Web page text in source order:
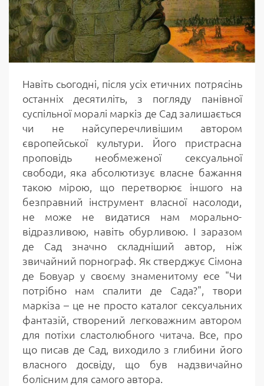
Навіть сьогодні, після усіх етичних потрясінь
останніх десятиліть, з погляду панівної
суспільної моралі маркіз де Сад залишається
чи не найсуперечливішим автором
європейської культури. Його пристрасна
проповідь необмеженої сексуальної
свободи, яка абсолютизує власне бажання
такою мірою, що перетворює іншого на
безправний інструмент власної насолоди,
не може не видатися нам морально-
відразливою, навіть обурливою. І заразом
де Сад значно складніший автор, ніж
звичайний порнограф. Як стверджує Сімона
де Бовуар у своєму знаменитому есе "Чи
потрібно нам спалити де Сада?", твори
маркіза – це не просто каталог сексуальних
фантазій, створений легковажним автором
для потіхи сластолюбного читача. Все, про
що писав де Сад, виходило з глибини його
власного досвіду, що був надзвичайно
болісним для самого автора.